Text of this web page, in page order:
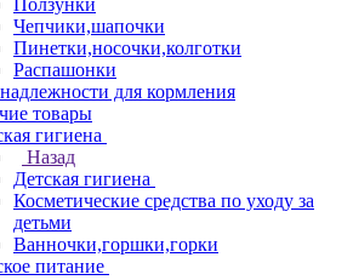
Ползунки
Чепчики,шапочки
Пинетки,носочки,колготки
Распашонки
для кормления
товары
гигиена
Назад
Детская гигиена
Косметические средства по уходу за
детьми
Ванночки,горшки,горки
питание